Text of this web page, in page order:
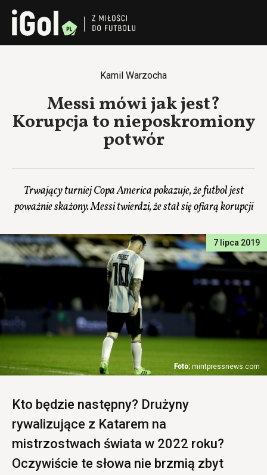
Kamil Warzocha
Messi mówi jak jest?
Korupcja to nieposkromiony
potwór
Trwający turniej Copa America pokazuje, że futbol jest
poważnie skażony. Messi twierdzi, że stał się ofiarą korupcji
7 lipca 2019
mintpressnews.com
Kto będzie następny? Drużyny
rywalizujące z Katarem na
mistrzostwach świata w 2022 roku?
Oczywiście te słowa nie brzmią zbyt